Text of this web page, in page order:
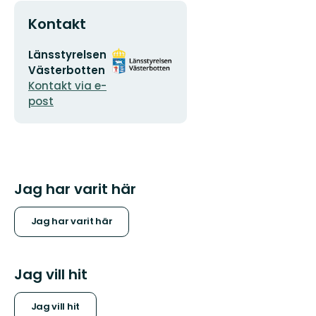
Kontakt
E-
postadress
Länsstyrelsen
Västerbotten
Kontakt via e-
post
Organisationens
logotyp
Jag har varit här
Jag har varit här
Jag vill hit
Jag vill hit